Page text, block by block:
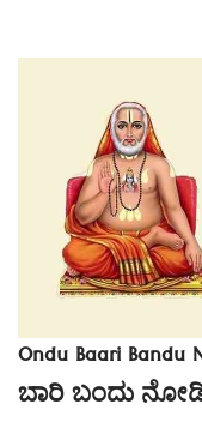
Ondu Baari
ಬಾರಿ ಬಂದು